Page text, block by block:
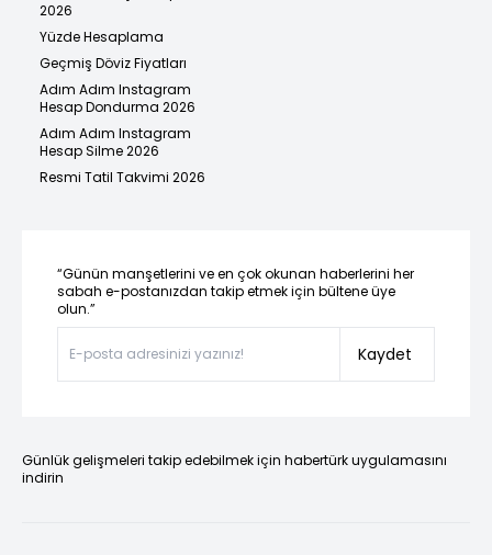
2026
Yüzde Hesaplama
Geçmiş Döviz Fiyatları
Adım Adım Instagram
Hesap Dondurma 2026
Adım Adım Instagram
Hesap Silme 2026
Resmi Tatil Takvimi 2026
“Günün manşetlerini ve en çok okunan haberlerini her
sabah e-postanızdan takip etmek için bültene üye
olun.”
Kaydet
Günlük gelişmeleri takip edebilmek için habertürk uygulamasını
indirin